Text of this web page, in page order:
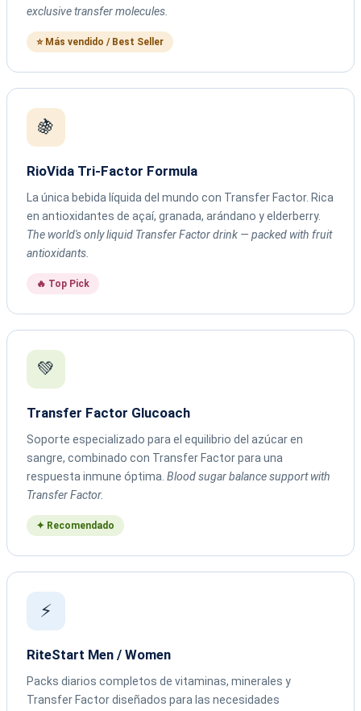
exclusive transfer molecules.
⭐ Más vendido / Best Seller
🍇
RioVida Tri-Factor Formula
La única bebida líquida del mundo con Transfer Factor. Rica
en antioxidantes de açaí, granada, arándano y elderberry.
The world's only liquid Transfer Factor drink — packed with fruit
antioxidants.
🔥 Top Pick
💚
Transfer Factor Glucoach
Soporte especializado para el equilibrio del azúcar en
sangre, combinado con Transfer Factor para una
respuesta inmune óptima. Blood sugar balance support with
Transfer Factor.
✦ Recomendado
⚡
RiteStart Men / Women
Packs diarios completos de vitaminas, minerales y
Transfer Factor diseñados para las necesidades